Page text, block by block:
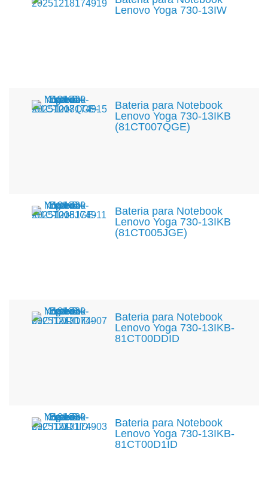
Lenovo Yoga 730-13IW
Bateria para Notebook
Lenovo Yoga 730-13IKB
(81CT007QGE)
Bateria para Notebook
Lenovo Yoga 730-13IKB
(81CT005JGE)
Bateria para Notebook
Lenovo Yoga 730-13IKB-
81CT00DDID
Bateria para Notebook
Lenovo Yoga 730-13IKB-
81CT00D1ID